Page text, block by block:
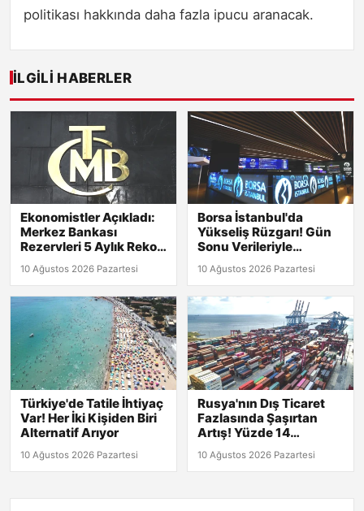
politikası hakkında daha fazla ipucu aranacak.
İLGILI HABERLER
Ekonomistler Açıkladı:
Merkez Bankası
Rezervleri 5 Aylık Rekor
Kırdı!
10 Ağustos 2026 Pazartesi
Borsa İstanbul'da
Yükseliş Rüzgarı! Gün
Sonu Verileriyle
Detaylar Burada!
10 Ağustos 2026 Pazartesi
Türkiye'de Tatile İhtiyaç
Var! Her İki Kişiden Biri
Alternatif Arıyor
10 Ağustos 2026 Pazartesi
Rusya'nın Dış Ticaret
Fazlasında Şaşırtan
Artış! Yüzde 14
Yükseldi
10 Ağustos 2026 Pazartesi